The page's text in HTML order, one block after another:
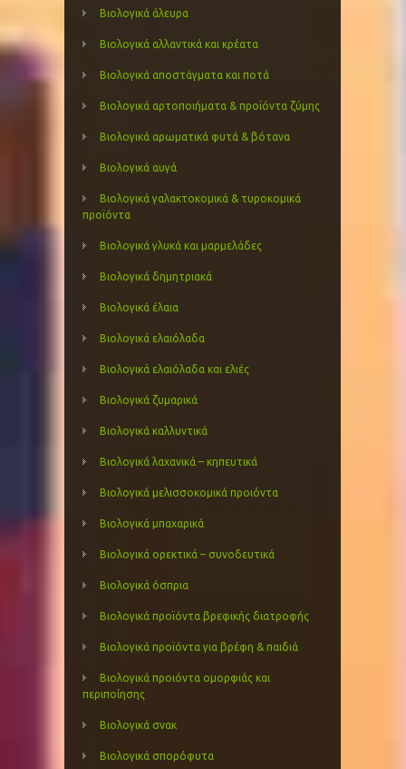
Βιολογικά άλευρα
Βιολογικά αλλαντικά και κρέατα
Βιολογικά αποστάγματα και ποτά
Βιολογικά αρτοποιήματα & προϊόντα ζύμης
Βιολογικά αρωματικά φυτά & βότανα
Βιολογικά αυγά
Βιολογικά γαλακτοκομικά & τυροκομικά
προϊόντα
Βιολογικά γλυκά και μαρμελάδες
Βιολογικά δημητριακά
Βιολογικά έλαια
Βιολογικά ελαιόλαδα
Βιολογικά ελαιόλαδα και ελιές
Βιολογικά ζυμαρικά
Βιολογικά καλλυντικά
Βιολογικά λαχανικά – κηπευτικά
Βιολογικά μελισσοκομικά προιόντα
Βιολογικά μπαχαρικά
Βιολογικά ορεκτικά – συνοδευτικά
Βιολογικά όσπρια
Βιολογικά προϊόντα βρεφικής διατροφής
Βιολογικά προϊόντα για βρέφη & παιδιά
Βιολογικά προιόντα ομορφιάς και
περιποίησης
Βιολογικά σνακ
Βιολογικά σπορόφυτα